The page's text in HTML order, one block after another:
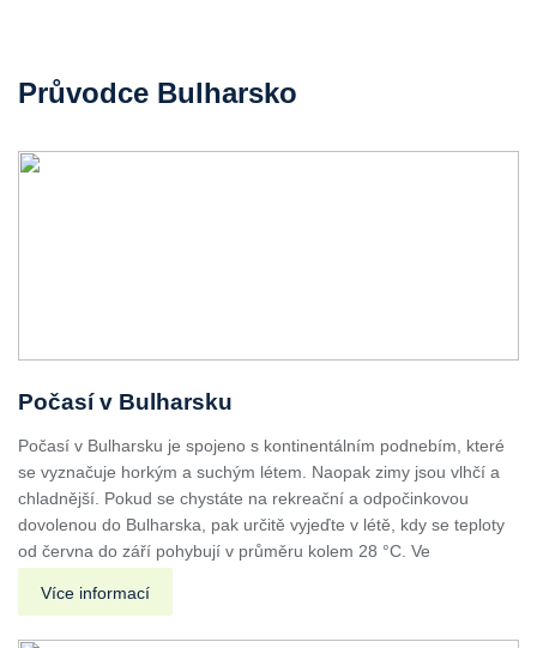
Průvodce Bulharsko
Počasí v Bulharsku
Počasí v Bulharsku je spojeno s kontinentálním podnebím, které
se vyznačuje horkým a suchým létem. Naopak zimy jsou vlhčí a
chladnější. Pokud se chystáte na rekreační a odpočinkovou
dovolenou do Bulharska, pak určitě vyjeďte v létě, kdy se teploty
od června do září pohybují v průměru kolem 28 °C. Ve
Více informací